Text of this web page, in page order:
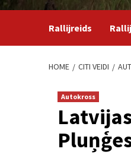
Rallijreids
HOME CITI VEIDI
Autokross